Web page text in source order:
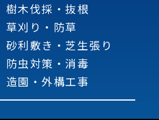
樹木伐採・抜根
草刈り・防草
砂利敷き・芝生張り
防虫対策・消毒
造園・外構工事